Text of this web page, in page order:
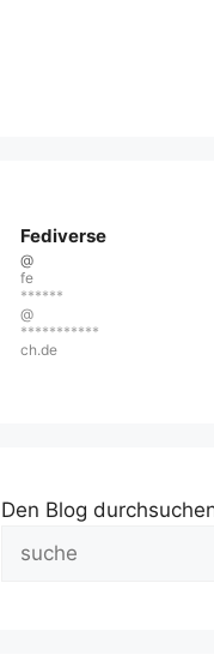
Fediverse
@
fe
******
@
***********
ch.de
Den Blog